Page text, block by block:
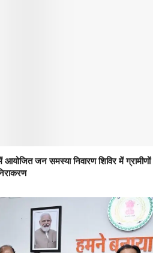
जन समस्या निवारण शिविर में ग्रामीणों